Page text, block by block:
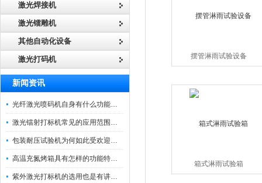
激光焊接机
激光镭雕机
其他自动化设备
激光打码机
新闻资讯
光纤激光喷码机自身有什么功能？不妨看看下文
激光镭射打标机常见的应用范围如下
包装耐压试验机为何如此受欢迎呢？
高温充氮烤箱具有怎样的功能特点呢？
紫外激光打标机的选用也是有讲究的
摆管淋雨试验设备
箱式淋雨试验箱